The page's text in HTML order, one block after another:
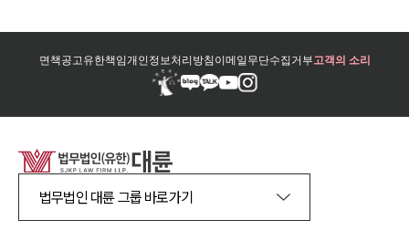
면책공고유한책임개인정보처리방침이메일무단수집거부고객의 소리
법무법인 대륜 그룹 바로가기